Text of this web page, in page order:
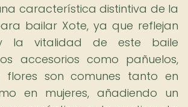
característica distintiva de la
bailar Xote, ya que reflejan
la vitalidad de este baile
accesorios como pañuelos,
flores son comunes tanto en
en mujeres, añadiendo un